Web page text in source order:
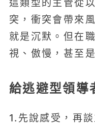
這類型的主管從
突，衝突會帶來
就是沉默。但在
視、傲慢，甚至
給逃避型領導
1.先說感受，再